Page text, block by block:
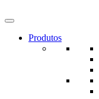
Produtos